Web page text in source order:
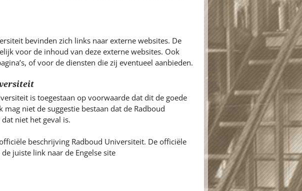
bevinden zich links naar externe websites. De
voor de inhoud van deze externe websites. Ook
of voor de diensten die zij eventueel aanbieden.
is toegestaan op voorwaarde dat dit de goede
niet de suggestie bestaan dat de Radboud
niet het geval is.
beschrijving Radboud Universiteit. De officiële
juiste link naar de Engelse site